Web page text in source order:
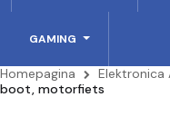
GAMING
Homepagina Elektronica
boot, motorfiets